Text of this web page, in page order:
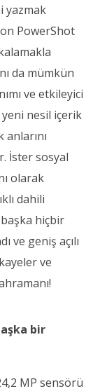
yazmak
PowerShot
da mümkün
ve etkileyici
yeni nesil içerik
İster sosyal
olarak
dahili
hiçbir
ve geniş açılı
ve
bir
MP sensörü